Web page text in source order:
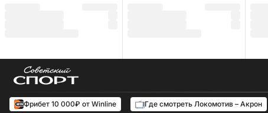
Фрибет 10 000₽ от Winline Где смотреть Локомотив – Акрон